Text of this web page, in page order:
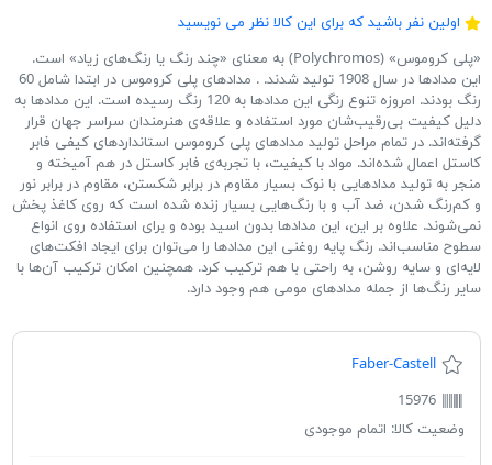
اولین نفر باشید که برای این کالا نظر می نویسید
«پلی کروموس» (Polychromos) به معنای «چند رنگ یا رنگ‌های زیاد» است.
این مدادها در سال 1908 تولید شدند. . مدادهای پلی کروموس در ابتدا شامل 60
رنگ بودند. امروزه تنوع رنگی این مدادها به 120 رنگ رسیده است. این مدادها به
دلیل کیفیت بی‌رقیب‌شان مورد استفاده و علاقه‌ی هنرمندان سراسر جهان قرار
گرفته‌اند. در تمام مراحل تولید مدادهای پلی کروموس استانداردهای کیفی فابر
کاستل اعمال شده‌اند. مواد با کیفیت، با تجربه‌ی فابر کاستل در هم آمیخته و
منجر به تولید مدادهایی با نوک بسیار مقاوم در برابر شکستن، مقاوم در برابر نور
و کم‌رنگ شدن، ضد آب و با رنگ‌هایی بسیار زنده شده است که روی کاغذ پخش
نمی‌شوند. علاوه بر این، این مدادها بدون اسید بوده و برای استفاده روی انواع
سطوح مناسب‌اند. رنگ پایه روغنی این مدادها را می‌توان برای ایجاد افکت‌های
لایه‌ای و سایه روشن، به راحتی با هم ترکیب کرد. همچنین امکان ترکیب آن‌ها با
سایر رنگ‌ها از جمله مدادهای مومی هم وجود دارد.
Faber-Castell
15976
وضعیت کالا: اتمام موجودی